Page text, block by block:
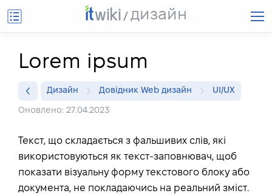
дизайн
Lorem ipsum
Дизайн Довідник Web дизайн UI/UX
Оновлено: 27.04.2023
Текст, що складається з фальшивих слів, які
використовуються як текст-заповнювач, щоб
показати візуальну форму текстового блоку або
документа, не покладаючись на реальний зміст.